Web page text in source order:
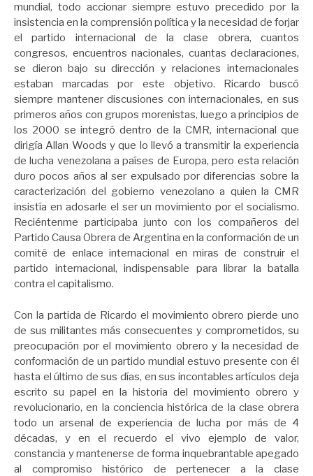
mundial, todo accionar siempre estuvo precedido por la
insistencia en la comprensión política y la necesidad de forjar
el partido internacional de la clase obrera, cuantos
congresos, encuentros nacionales, cuantas declaraciones,
se dieron bajo su dirección y relaciones internacionales
estaban marcadas por este objetivo. Ricardo buscó
siempre mantener discusiones con internacionales, en sus
primeros años con grupos morenistas, luego a principios de
los 2000 se integró dentro de la CMR, internacional que
dirigía Allan Woods y que lo llevó a transmitir la experiencia
de lucha venezolana a países de Europa, pero esta relación
duro pocos años al ser expulsado por diferencias sobre la
caracterización del gobierno venezolano a quien la CMR
insistía en adosarle el ser un movimiento por el socialismo.
Reciéntenme participaba junto con los compañeros del
Partido Causa Obrera de Argentina en la conformación de un
comité de enlace internacional en miras de construir el
partido internacional, indispensable para librar la batalla
contra el capitalismo.
Con la partida de Ricardo el movimiento obrero pierde uno
de sus militantes más consecuentes y comprometidos, su
preocupación por el movimiento obrero y la necesidad de
conformación de un partido mundial estuvo presente con él
hasta el último de sus días, en sus incontables artículos deja
escrito su papel en la historia del movimiento obrero y
revolucionario, en la conciencia histórica de la clase obrera
todo un arsenal de experiencia de lucha por más de 4
décadas, y en el recuerdo el vivo ejemplo de valor,
constancia y mantenerse de forma inquebrantable apegado
al compromiso histórico de pertenecer a la clase